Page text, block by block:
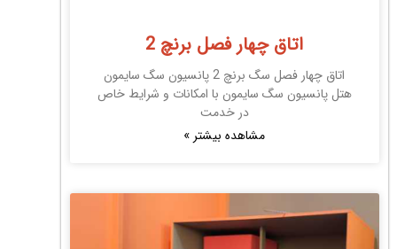
اتاق چهار فصل برنچ 2
اتاق چهار فصل سگ برنچ 2 پانسیون سگ سایمون
هتل پانسیون سگ سایمون با امکانات و شرایط خاص
در خدمت
مشاهده بیشتر »